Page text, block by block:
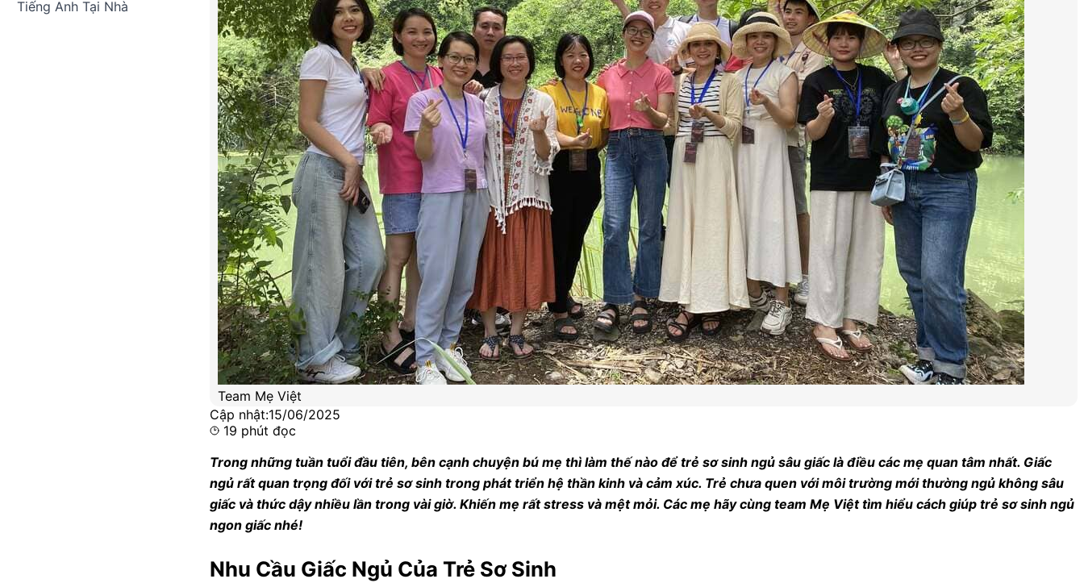
Tiếng Anh Tại Nhà
Team Mẹ Việt
Cập nhật:15/06/2025
19 phút đọc
Trong những tuần tuổi đầu tiên, bên cạnh chuyện bú mẹ thì làm thế nào để trẻ sơ sinh ngủ sâu giấc là điều các mẹ quan tâm nhất. Giấc
ngủ rất quan trọng đối với trẻ sơ sinh trong phát triển hệ thần kinh và cảm xúc. Trẻ chưa quen với môi trường mới thường ngủ không sâu
giấc và thức dậy nhiều lần trong vài giờ. Khiến mẹ rất stress và mệt mỏi. Các mẹ hãy cùng team Mẹ Việt tìm hiểu cách giúp trẻ sơ sinh ngủ
ngon giấc nhé!
Nhu Cầu Giấc Ngủ Của Trẻ Sơ Sinh